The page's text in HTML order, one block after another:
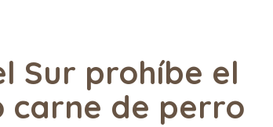
Sur prohíbe el
carne de perro